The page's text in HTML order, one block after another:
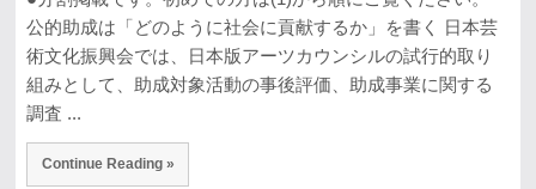
公的助成は「どのように社会に貢献するか」を書く 日本芸
術文化振興会では、日本版アーツカウンシルの試行的取り
組みとして、助成対象活動の事後評価、助成事業に関する
調査 ...
Continue Reading »